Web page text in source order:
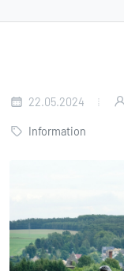
22.05.2024
Information